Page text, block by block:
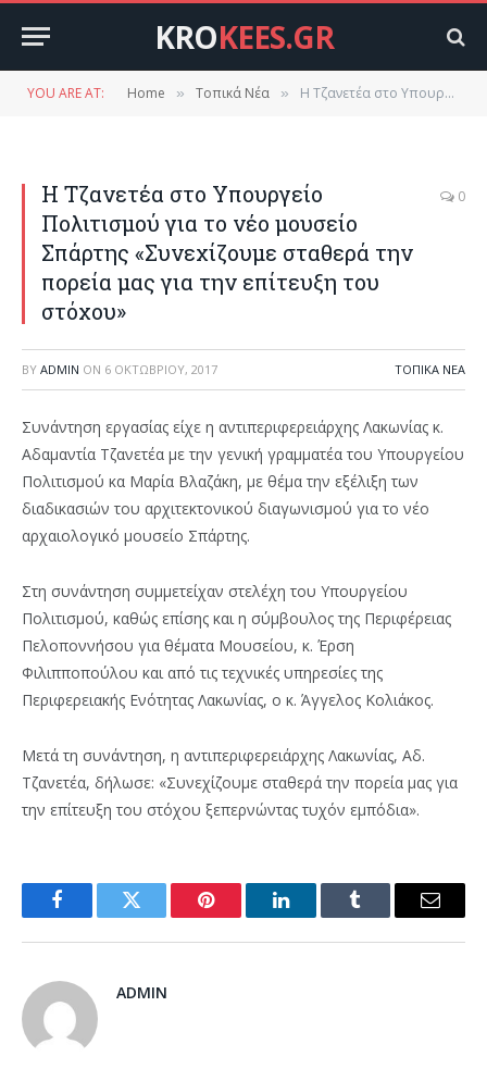
KROKEES.GR
YOU ARE AT: Home » Τοπικά Νέα » Η Τζανετέα στο Υπουργείο Πολιτισμού για το νέο μουσείο Σπάρτης «Συνεχίζουμε σταθερά την πορεία μας για την επίτευξη του στόχου»
Η Τζανετέα στο Υπουργείο
Πολιτισμού για το νέο μουσείο
Σπάρτης «Συνεχίζουμε σταθερά την
πορεία μας για την επίτευξη του
στόχου»
0
BY ADMIN ON 6 ΟΚΤΩΒΡΊΟΥ, 2017 ΤΟΠΙΚΆ ΝΈΑ
Συνάντηση εργασίας είχε η αντιπεριφερειάρχης Λακωνίας κ.
Αδαμαντία Τζανετέα με την γενική γραμματέα του Υπουργείου
Πολιτισμού κα Μαρία Βλαζάκη, με θέμα την εξέλιξη των
διαδικασιών του αρχιτεκτονικού διαγωνισμού για το νέο
αρχαιολογικό μουσείο Σπάρτης.
Στη συνάντηση συμμετείχαν στελέχη του Υπουργείου
Πολιτισμού, καθώς επίσης και η σύμβουλος της Περιφέρειας
Πελοποννήσου για θέματα Μουσείου, κ. Έρση
Φιλιπποπούλου και από τις τεχνικές υπηρεσίες της
Περιφερειακής Ενότητας Λακωνίας, ο κ. Άγγελος Κολιάκος.
Μετά τη συνάντηση, η αντιπεριφερειάρχης Λακωνίας, Αδ.
Τζανετέα, δήλωσε: «Συνεχίζουμε σταθερά την πορεία μας για
την επίτευξη του στόχου ξεπερνώντας τυχόν εμπόδια».
FacebookTwitter Pinterest LinkedInTumblr Email
ADMIN